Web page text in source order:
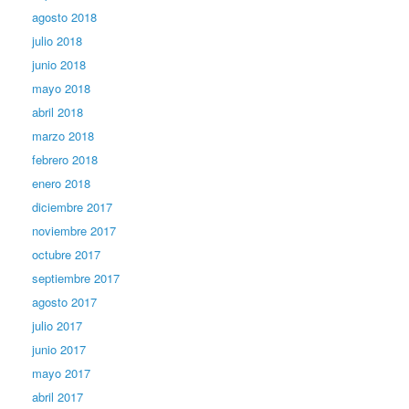
agosto 2018
julio 2018
junio 2018
mayo 2018
abril 2018
marzo 2018
febrero 2018
enero 2018
diciembre 2017
noviembre 2017
octubre 2017
septiembre 2017
agosto 2017
julio 2017
junio 2017
mayo 2017
abril 2017